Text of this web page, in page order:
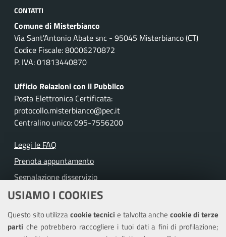
USIAMO I COOKIES
Questo sito utilizzacookie tecnicie talvolta anche cookie di terze
parti che potrebbero raccogliere i tuoi dati a fini di profilazione;
CONTATTI
Comune di Misterbianco
Via Sant'Antonio Abate snc - 95045 Misterbianco (CT)
Codice Fiscale: 80006270872
P. IVA: 01813440870
Ufficio Relazioni con il Pubblico
Posta Elettronica Certificata:
protocollo.misterbianco@pec.it
Centralino unico: 095-7556200
Leggi le FAQ
Prenota appuntamento
Segnalazione disservizio
Richiesta assistenza
Amministrazione trasparente
Informativa privacy